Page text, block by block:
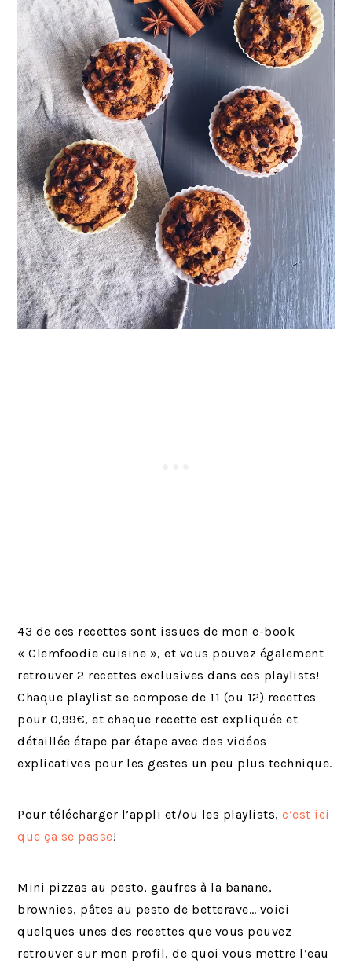
43 de ces recettes sont issues de mon e-book
« Clemfoodie cuisine », et vous pouvez également
retrouver 2 recettes exclusives dans ces playlists!
Chaque playlist se compose de 11 (ou 12) recettes
pour 0,99€, et chaque recette est expliquée et
détaillée étape par étape avec des vidéos
explicatives pour les gestes un peu plus technique.
Pour télécharger l’appli et/ou les playlists,c’est ici
que ça se passe!
Mini pizzas au pesto, gaufres à la banane,
brownies, pâtes au pesto de betterave… voici
quelques unes des recettes que vous pouvez
retrouver sur mon profil, de quoi vous mettre l’eau